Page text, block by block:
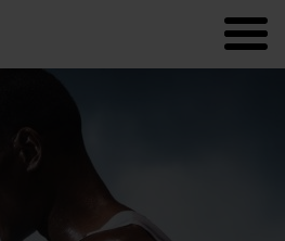
Polar Flow